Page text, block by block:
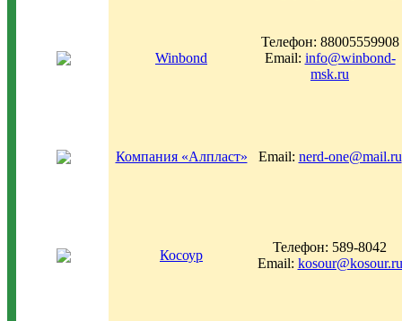
Winbond
Телефон: 88005559908
Email: info@winbond-
msk.ru
Компания «Алпласт» Email: nerd-one@mail.ru
Косоур
Телефон: 589-8042
Email: kosour@kosour.ru